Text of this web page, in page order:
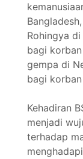
Rohingya
bagi
gempa di
bagi
Kehadiran
menjadi
terhadap